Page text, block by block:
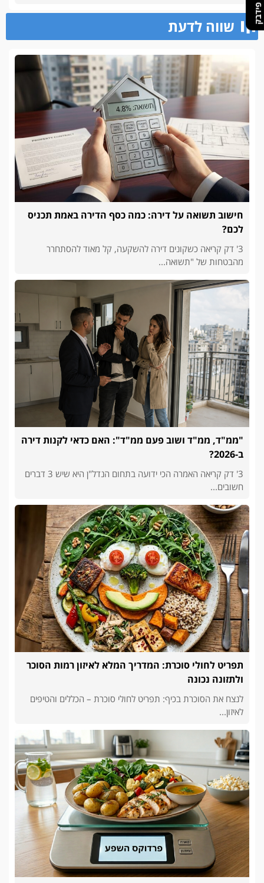
שווה לדעת
חישוב תשואה על דירה: כמה כסף הדירה באמת תכניס
לכם?
3' דק קריאה כשקונים דירה להשקעה, קל מאוד להסתחרר
מהבטחות של "תשואה...
"ממ"ד, ממ"ד ושוב פעם ממ"ד": האם כדאי לקנות דירה
ב-2026?
3' דק קריאה האמרה הכי ידועה בתחום הנדל"ן היא שיש 3 דברים
חשובים...
תפריט לחולי סוכרת: המדריך המלא לאיזון רמות הסוכר
ולתזונה נכונה
לנצח את הסוכרת בכיף: תפריט לחולי סוכרת – הכללים והטיפים
לאיזון...